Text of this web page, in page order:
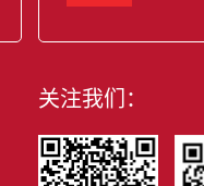
关注我们：